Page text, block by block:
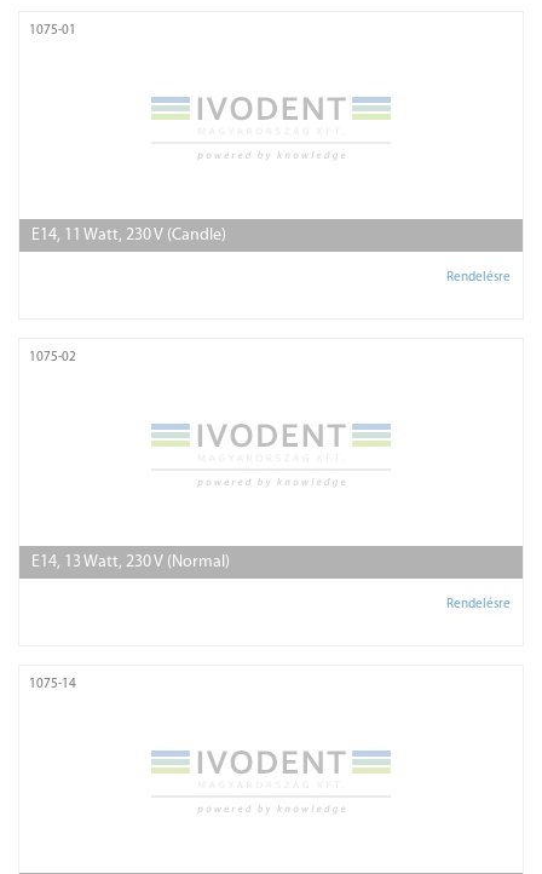
1075-01
E14, 11 Watt, 230 V (Candle)
Rendelésre
1075-02
E14, 13 Watt, 230 V (Normal)
Rendelésre
1075-14